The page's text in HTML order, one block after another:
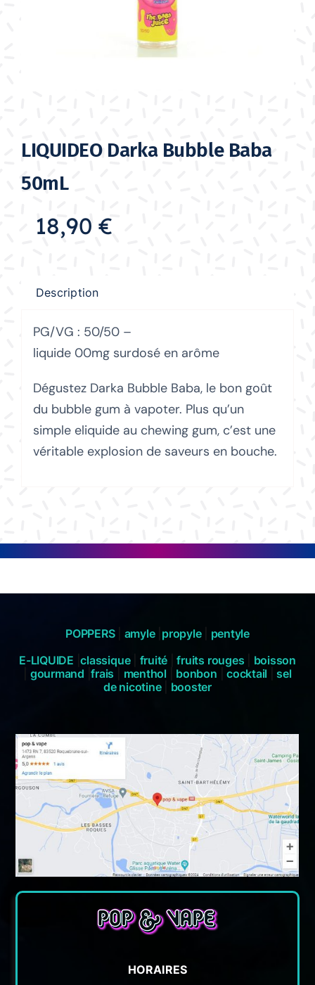
LIQUIDEO Darka Bubble Baba
50mL
18,90 €
Description
PG/VG : 50/50 –
liquide 00mg surdosé en arôme
Dégustez Darka Bubble Baba, le bon goût
du bubble gum à vapoter. Plus qu’un
simple eliquide au chewing gum, c’est une
véritable explosion de saveurs en bouche.
POPPERS| amyle| propyle| pentyle
E-LIQUIDE |classique fruité fruits rouges
boisson
gourmand |frais menthol bonbon |cocktail
sel
de nicotine| booster
HORAIRES